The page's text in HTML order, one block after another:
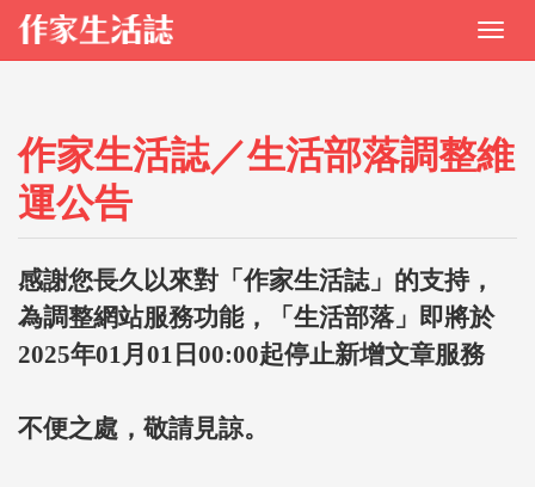
作家生活誌／生活部落調整維
運公告
感謝您長久以來對「作家生活誌」的支持，
為調整網站服務功能，「生活部落」即將於
2025年01月01日00:00起停止新增文章服務
不便之處，敬請見諒。